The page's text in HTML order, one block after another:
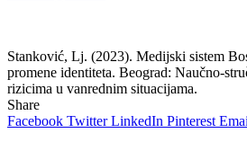
Stanković, Lj. (2023). Medijski sistem
promene identiteta. Beograd: Naučno-
rizicima u vanrednim situacijama.
Share
Facebook Twitter LinkedIn Pinterest